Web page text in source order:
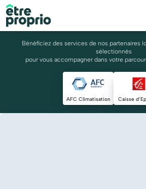
Bénéficiez des services de nos partenaires
sélectionnés
pour vous accompagner dans votre
AFC Climatisation Caisse